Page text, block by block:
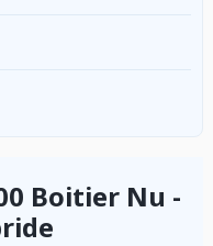
Boitier Nu -